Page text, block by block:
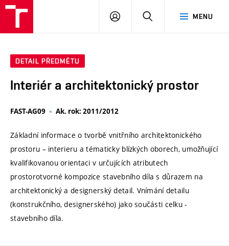
MENU
PŘIHLÁSIT
DETAIL PŘEDMĚTU
Interiér a architektonický prostor
FAST-AG09 Ak. rok: 2011/2012
Základní informace o tvorbě vnitřního architektonického
prostoru – interieru a tématicky blízkých oborech, umožňující
kvalifikovanou orientaci v určujících atributech
prostorotvorné kompozice stavebního díla s důrazem na
architektonický a designerský detail. Vnímání detailu
(konstrukčního, designerského) jako součásti celku -
stavebního díla.